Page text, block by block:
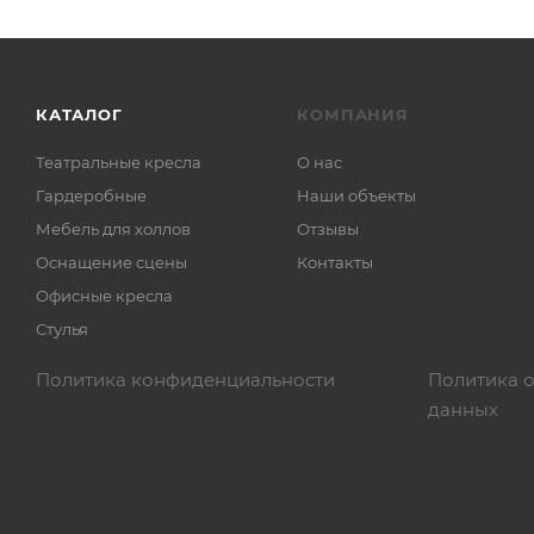
КАТАЛОГ
Театральные кресла
Гардеробные
Мебель для холлов
Оснащение сцены
Офисные кресла
Стулья
КОМПАНИЯ
О нас
Наши объекты
Отзывы
Контакты
Политика конфиденциальности
Политика
данных